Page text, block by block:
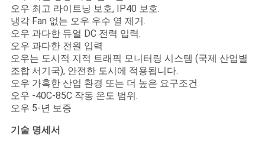
개
인
정
보
보
호
오우 최고 라이트닝 보호, IP40 보호.
냉각 Fan 없는 오우 우수 열 제거.
오우 과다한 듀얼 DC 전력 입력.
오우 과다한 전원 입력
오우는 도시적 지적 트래픽 모니터링 시스템 (국제 산업별
조합 서기국), 안전한 도시에 적용됩니다.
오우 가혹한 산업 환경 또는 더 높은 요구조건
오우 -40C-85C 작동 온도 범위.
오우 5-년 보증
기술 명세서